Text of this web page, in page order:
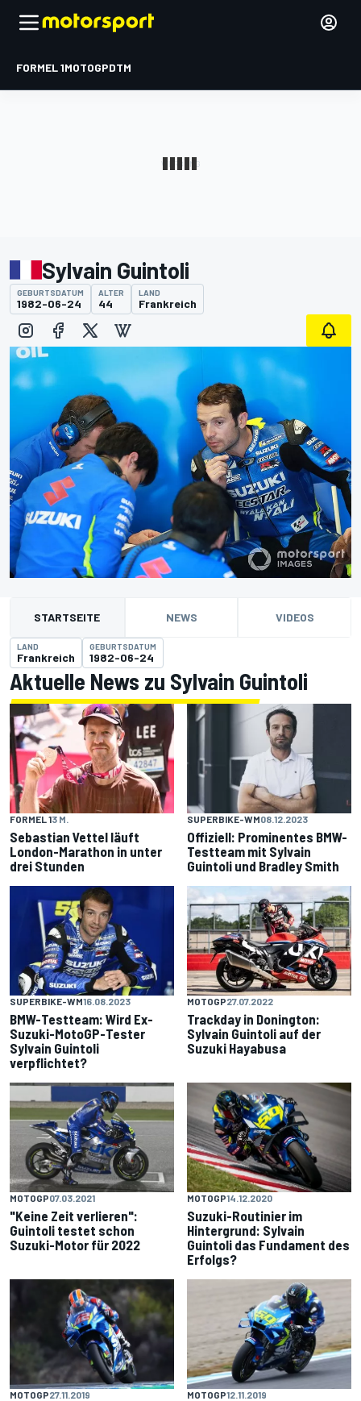
FORMEL 1MOTOGPDTM
Sylvain Guintoli
GEBURTSDATUM
1982-06-24
ALTER
44
LAND
Frankreich
STARTSEITE NEWS VIDEOS
LAND
Frankreich
GEBURTSDATUM
1982-06-24
Aktuelle News zu Sylvain Guintoli
FORMEL 13 M.
Sebastian Vettel läuft
London-Marathon in unter
drei Stunden
SUPERBIKE-WM08.12.2023
Offiziell: Prominentes BMW-
Testteam mit Sylvain
Guintoli und Bradley Smith
SUPERBIKE-WM16.08.2023
BMW-Testteam: Wird Ex-
Suzuki-MotoGP-Tester
Sylvain Guintoli
verpflichtet?
MOTOGP27.07.2022
Trackday in Donington:
Sylvain Guintoli auf der
Suzuki Hayabusa
MOTOGP07.03.2021
"Keine Zeit verlieren":
Guintoli testet schon
Suzuki-Motor für 2022
MOTOGP14.12.2020
Suzuki-Routinier im
Hintergrund: Sylvain
Guintoli das Fundament des
Erfolgs?
MOTOGP27.11.2019 MOTOGP12.11.2019